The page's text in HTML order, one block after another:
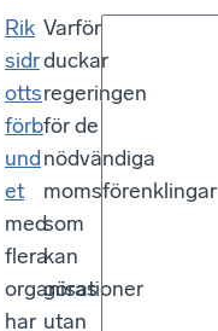
Rik
sidr
otts
förb
und
et
med
flera
organisationer
har
Varför
duckar
regeringen
för de
nödvändiga
momsförenklingar
som
kan
göras
utan